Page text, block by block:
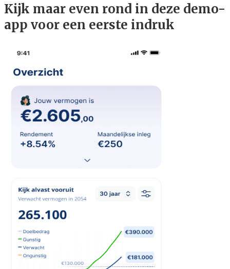
Kijk maar even rond in deze demo-
app voor een eerste indruk